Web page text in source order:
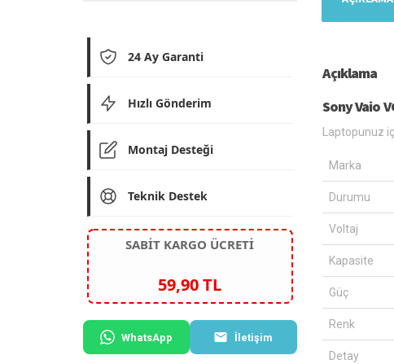
Açıklama
Sony Vaio
Laptopunuz
Marka
Durumu
Voltaj
Kapasite
Güç
Renk
Detay
24 Ay Garanti
Hızlı Gönderim
Montaj Desteği
Teknik Destek
SABİT KARGO ÜCRETİ
59,90 TL
WhatsApp İletişim